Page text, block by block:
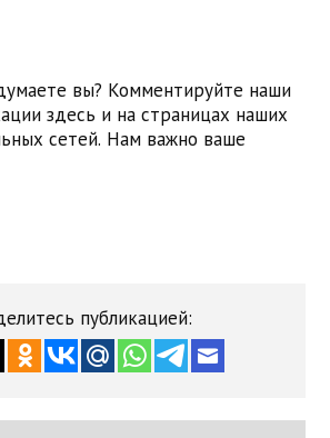
вы? Комментируйте наши
здесь и на страницах наших
сетей. Нам важно ваше
публикацией: